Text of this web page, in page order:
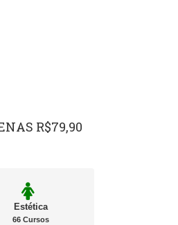
R$79,90
Estética
66 Cursos